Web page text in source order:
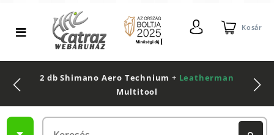
Kosár
2 db Shimano Aero Technium + Leatherman
Multitool